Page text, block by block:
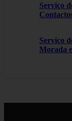
Serviço
Serviço
Morada